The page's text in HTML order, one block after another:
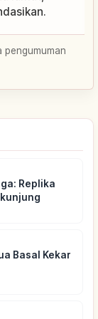
pengumuman
Replika
Basal Kekar